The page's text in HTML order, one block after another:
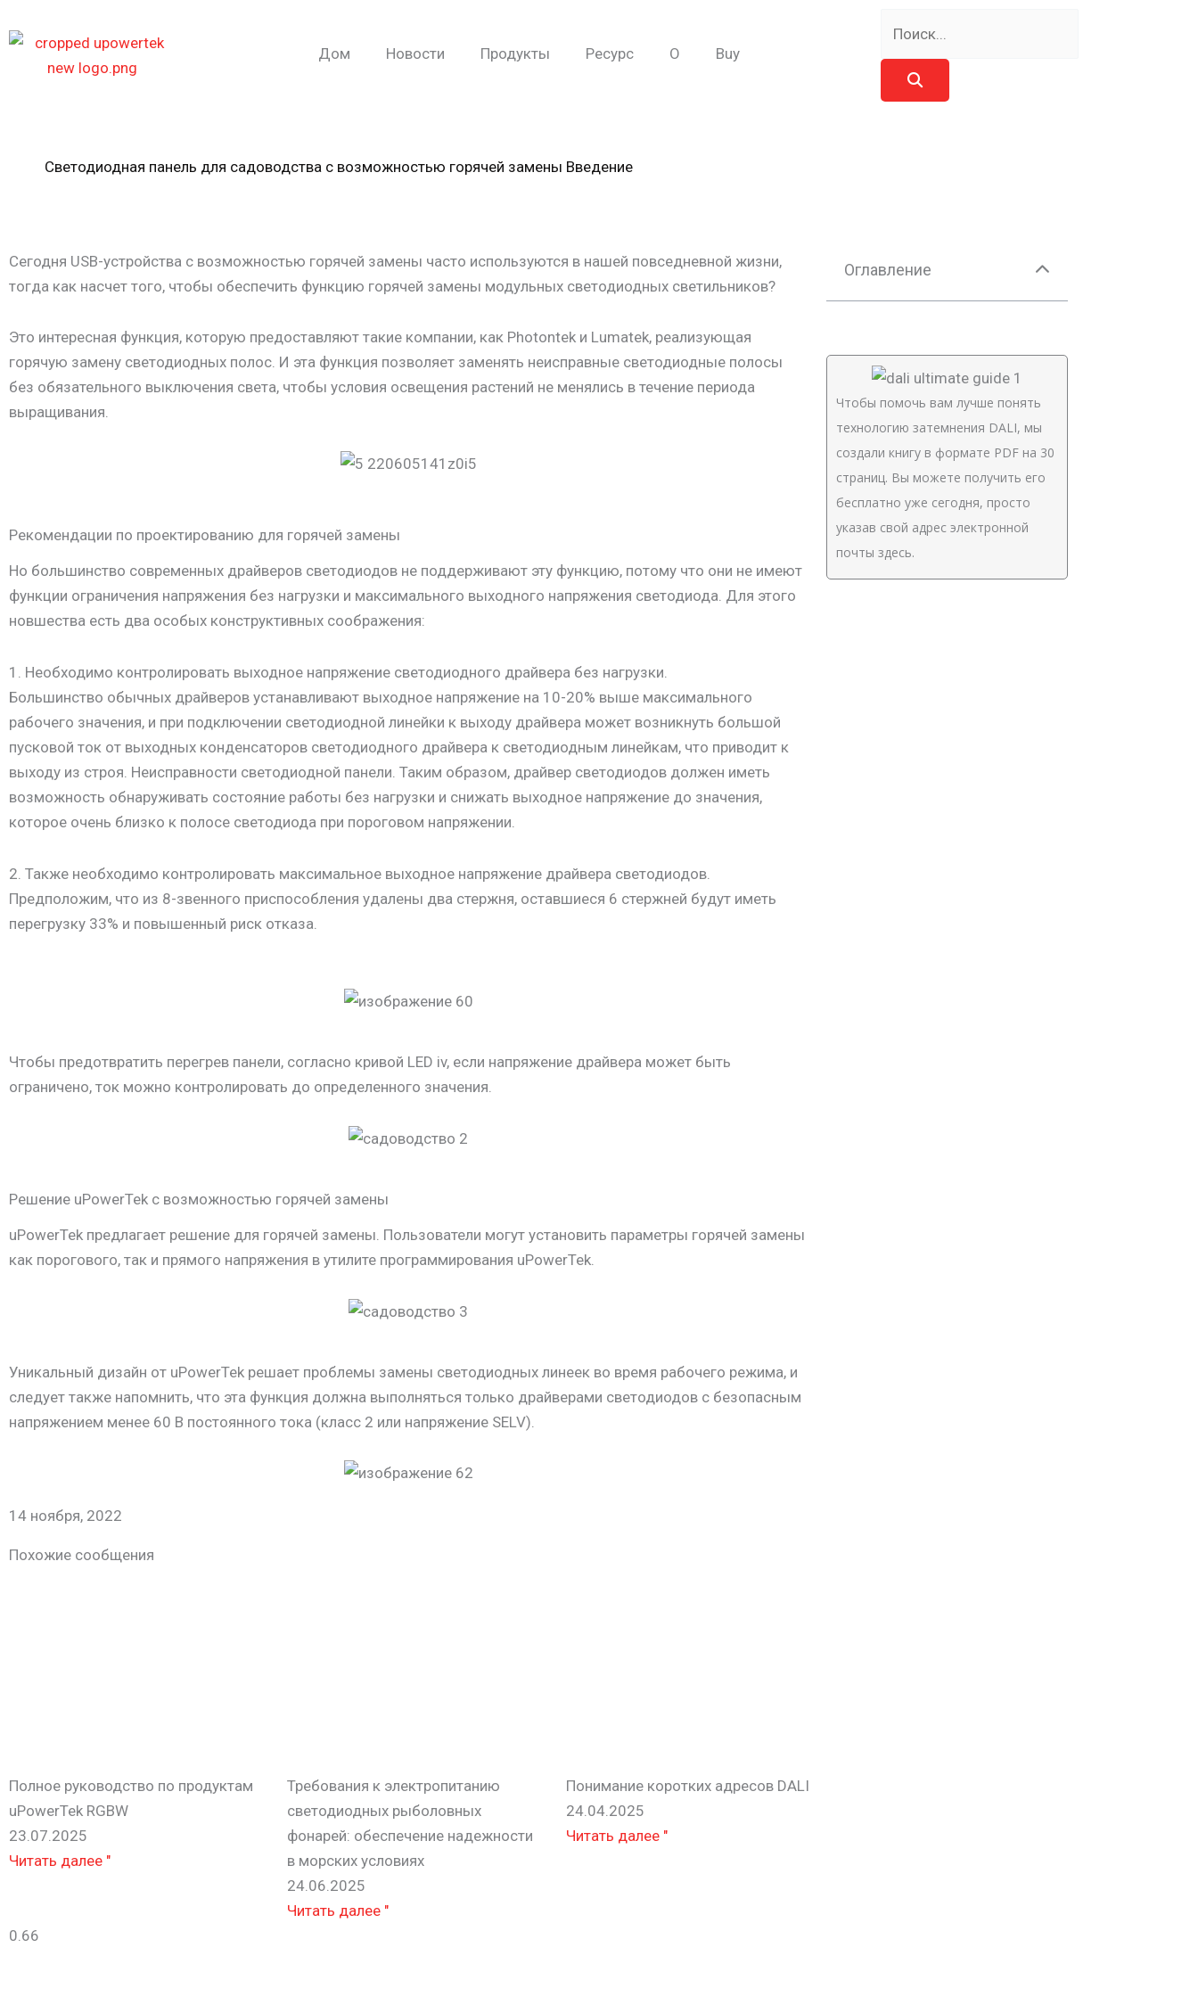
содержимому
Дом Новости Продукты Ресурс О Buy
Светодиодная панель для садоводства с возможностью горячей замены Введение
Сегодня USB-устройства с возможностью горячей замены часто используются в нашей повседневной жизни,
тогда как насчет того, чтобы обеспечить функцию горячей замены модульных светодиодных светильников?
Это интересная функция, которую предоставляют такие компании, как Photontek и Lumatek, реализующая
горячую замену светодиодных полос. И эта функция позволяет заменять неисправные светодиодные полосы
без обязательного выключения света, чтобы условия освещения растений не менялись в течение периода
выращивания.
Рекомендации по проектированию для горячей замены
Но большинство современных драйверов светодиодов не поддерживают эту функцию, потому что они не имеют
функции ограничения напряжения без нагрузки и максимального выходного напряжения светодиода. Для этого
новшества есть два особых конструктивных соображения:
1. Необходимо контролировать выходное напряжение светодиодного драйвера без нагрузки.
Большинство обычных драйверов устанавливают выходное напряжение на 10-20% выше максимального
рабочего значения, и при подключении светодиодной линейки к выходу драйвера может возникнуть большой
пусковой ток от выходных конденсаторов светодиодного драйвера к светодиодным линейкам, что приводит к
выходу из строя. Неисправности светодиодной панели. Таким образом, драйвер светодиодов должен иметь
возможность обнаруживать состояние работы без нагрузки и снижать выходное напряжение до значения,
которое очень близко к полосе светодиода при пороговом напряжении.
2. Также необходимо контролировать максимальное выходное напряжение драйвера светодиодов.
Предположим, что из 8-звенного приспособления удалены два стержня, оставшиеся 6 стержней будут иметь
перегрузку 33% и повышенный риск отказа.
Чтобы предотвратить перегрев панели, согласно кривой LED iv, если напряжение драйвера может быть
ограничено, ток можно контролировать до определенного значения.
Решение uPowerTek с возможностью горячей замены
uPowerTek предлагает решение для горячей замены. Пользователи могут установить параметры горячей замены
как порогового, так и прямого напряжения в утилите программирования uPowerTek.
Уникальный дизайн от uPowerTek решает проблемы замены светодиодных линеек во время рабочего режима, и
следует также напомнить, что эта функция должна выполняться только драйверами светодиодов с безопасным
напряжением менее 60 В постоянного тока (класс 2 или напряжение SELV).
14 ноября, 2022
Похожие сообщения
Полное руководство по продуктам
uPowerTek RGBW
23.07.2025
Читать далее "
Требования к электропитанию
светодиодных рыболовных
фонарей: обеспечение надежности
в морских условиях
24.06.2025
Читать далее "
Понимание коротких адресов DALI
24.04.2025
Читать далее "
Оглавление
Чтобы помочь вам лучше понять
технологию затемнения DALI, мы
создали книгу в формате PDF на 30
страниц. Вы можете получить его
бесплатно уже сегодня, просто
указав свой адрес электронной
почты здесь.